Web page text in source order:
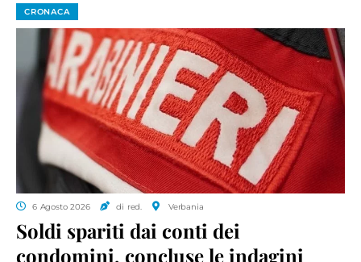
CRONACA
6 Agosto 2026 di red. Verbania
Soldi spariti dai conti dei
condomini, concluse le indagini